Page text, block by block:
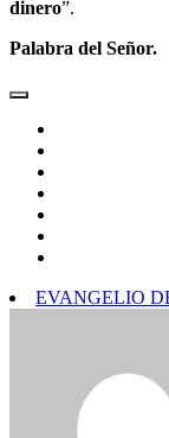
dinero”.
Palabra del Señor.
EVANGELIO